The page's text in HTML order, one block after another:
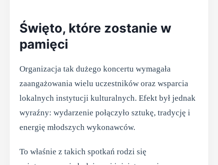
Święto, które zostanie w
pamięci
Organizacja tak dużego koncertu wymagała
zaangażowania wielu uczestników oraz wsparcia
lokalnych instytucji kulturalnych. Efekt był jednak
wyraźny: wydarzenie połączyło sztukę, tradycję i
energię młodszych wykonawców.
To właśnie z takich spotkań rodzi się